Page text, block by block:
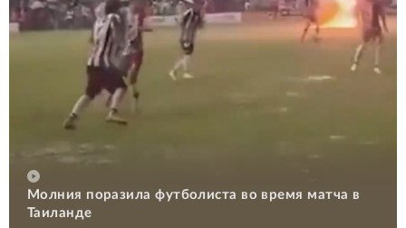
Молния поразила футболиста во время матча в
Таиланде